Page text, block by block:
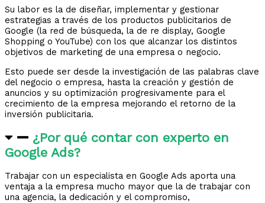
Su labor es la de diseñar, implementar y gestionar
estrategias a través de los productos publicitarios de
Google (la red de búsqueda, la de re display, Google
Shopping o YouTube) con los que alcanzar los distintos
objetivos de marketing de una empresa o negocio.
Esto puede ser desde la investigación de las palabras clave
del negocio o empresa, hasta la creación y gestión de
anuncios y su optimización progresivamente para el
crecimiento de la empresa mejorando el retorno de la
inversión publicitaria.
¿Por qué contar con experto en
Google Ads?
Trabajar con un especialista en Google Ads aporta una
ventaja a la empresa mucho mayor que la de trabajar con
una agencia, la dedicación y el compromiso,